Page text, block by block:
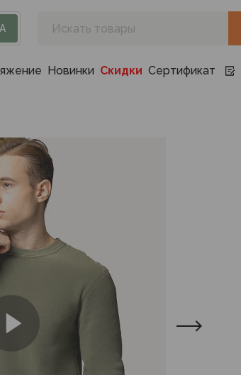
Новинки Скидки Сертификат